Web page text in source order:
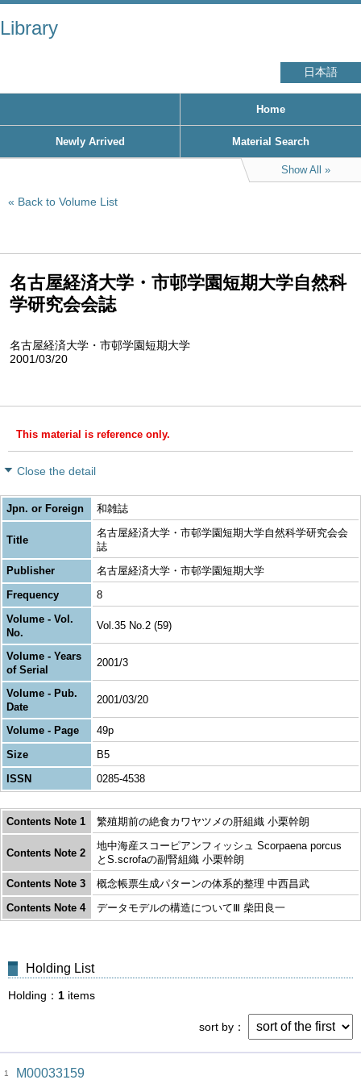
Library
日本語
Home
Newly Arrived Material Search
Show All
Back to Volume List
名古屋経済大学・市邨学園短期大学自然科
学研究会会誌
名古屋経済大学・市邨学園短期大学
2001/03/20
This material is reference only.
Close the detail
Jpn. or Foreign 和雑誌
Title
名古屋経済大学・市邨学園短期大学自然科学研究会会
誌
Publisher
名古屋経済大学・市邨学園短期大学
Frequency
8
Volume - Vol.
No.
Vol.35 No.2 (59)
Volume - Years
of Serial
2001/3
Volume - Pub.
Date
2001/03/20
Volume - Page
49p
Size
B5
ISSN
0285-4538
Contents Note 1 繁殖期前の絶食カワヤツメの肝組織 小栗幹朗
Contents Note 2
地中海産スコーピアンフィッシュ Scorpaena porcus
とS.scrofaの副腎組織 小栗幹朗
Contents Note 3
概念帳票生成パターンの体系的整理 中西昌武
Contents Note 4
データモデルの構造についてⅢ 柴田良一
Holding List
Holding 1 items
sort by
1 M00033159